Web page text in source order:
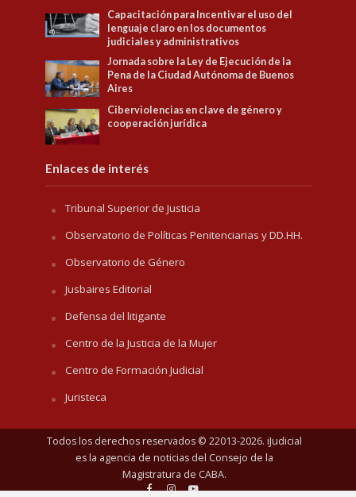
Capacitación para Incentivar el uso del
lenguaje claro en los documentos
judiciales y administrativos
Jornada sobre la Ley de Ejecución de la
Pena de la Ciudad Autónoma de Buenos
Aires
Ciberviolencias en clave de género y
cooperación jurídica
Enlaces de interés
Tribunal Superior de Justicia
Observatorio de Políticas Penitenciarias y DD.HH.
Observatorio de Género
Jusbaires Editorial
Defensa del litigante
Centro de la Justicia de la Mujer
Centro de Formación Judicial
Juristeca
Todos los derechos reservados © 22013-2026. iJudicial
es la agencia de noticias del Consejo de la
Magistratura de CABA.